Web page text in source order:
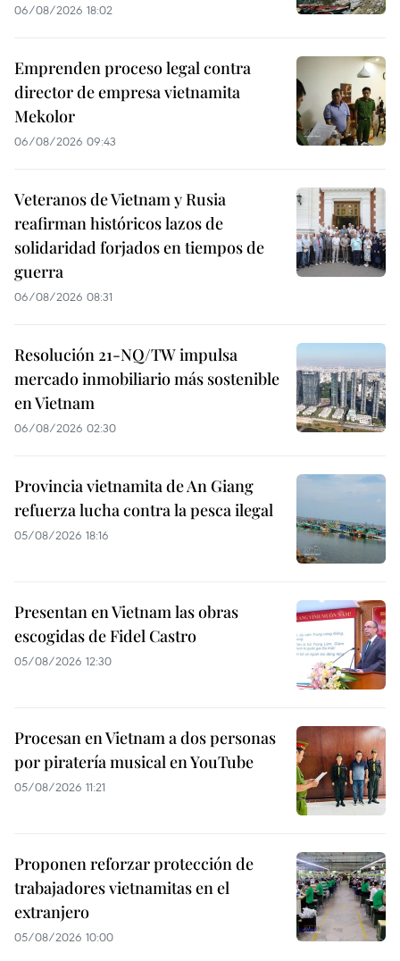
06/08/2026 18:02
Emprenden proceso legal contra
director de empresa vietnamita
Mekolor
06/08/2026 09:43
Veteranos de Vietnam y Rusia
reafirman históricos lazos de
solidaridad forjados en tiempos de
guerra
06/08/2026 08:31
Resolución 21-NQ/TW impulsa
mercado inmobiliario más sostenible
en Vietnam
06/08/2026 02:30
Provincia vietnamita de An Giang
refuerza lucha contra la pesca ilegal
05/08/2026 18:16
Presentan en Vietnam las obras
escogidas de Fidel Castro
05/08/2026 12:30
Procesan en Vietnam a dos personas
por piratería musical en YouTube
05/08/2026 11:21
Proponen reforzar protección de
trabajadores vietnamitas en el
extranjero
05/08/2026 10:00